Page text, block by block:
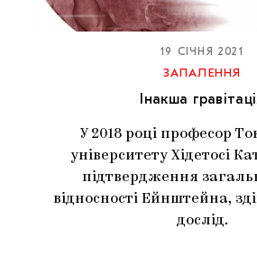
МАРІУПОЛЬСЬКІ
ДОСЛІДНИЦЬКА
CARPATHIAN CULT ПРО
19 СІЧНЯ 2021
ЗАПАЛЕННЯ
Інакша
У 2018 році професор
університету Хідетосі
підтвердження
відносності Ейнштейна,
дослід.